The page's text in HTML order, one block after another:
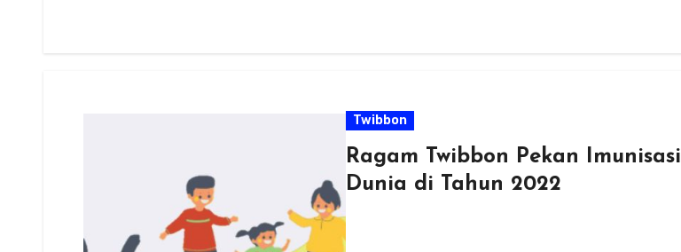
Twibbon
Ragam Twibbon Pekan Imunisasi
Dunia di Tahun 2022